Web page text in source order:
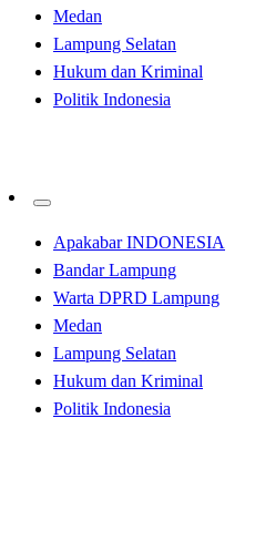
Medan
Lampung Selatan
Hukum dan Kriminal
Politik Indonesia
Apakabar INDONESIA
Bandar Lampung
Warta DPRD Lampung
Medan
Lampung Selatan
Hukum dan Kriminal
Politik Indonesia